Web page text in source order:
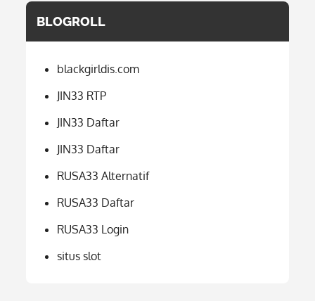
BLOGROLL
blackgirldis.com
JIN33 RTP
JIN33 Daftar
JIN33 Daftar
RUSA33 Alternatif
RUSA33 Daftar
RUSA33 Login
situs slot